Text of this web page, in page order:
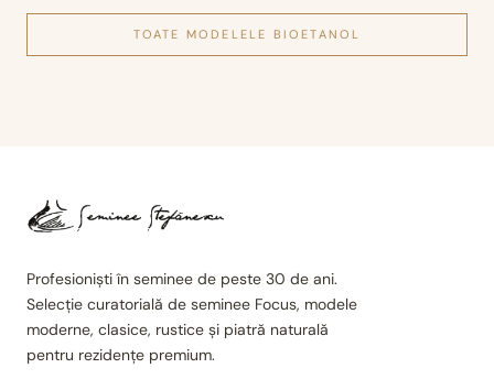
TOATE MODELELE BIOETANOL
Profesioniști în seminee de peste 30 de ani.
Selecție curatorială de seminee Focus, modele
moderne, clasice, rustice și piatră naturală
pentru rezidențe premium.